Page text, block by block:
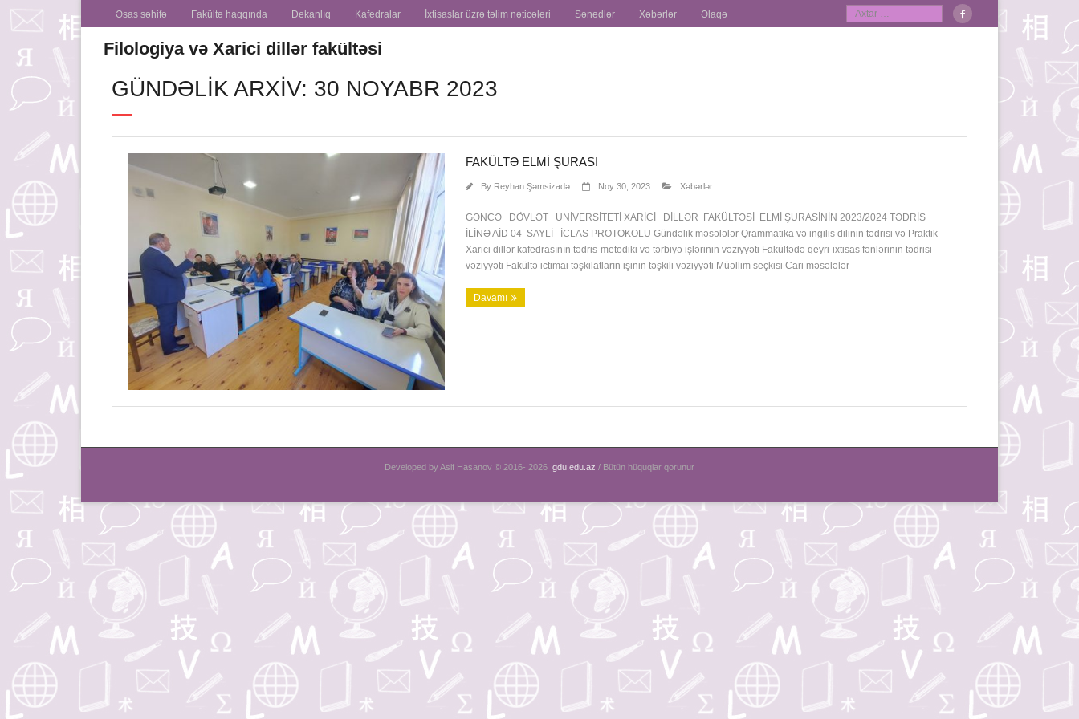
Əsas səhifə Fakültə haqqında Dekanlıq Kafedralar İxtisaslar üzrə təlim nəticələri Sənədlər Xəbərlər Əlaqə
Filologiya və Xarici dillər fakültəsi
GÜNDƏLIK ARXIV: 30 NOYABR 2023
FAKÜLTƏ ELMI ŞURASI
By Reyhan Şəmsizadə Noy 30, 2023 Xəbərlər
GƏNCƏ DÖVLƏT UNİVERSİTETİ XARİCİ DİLLƏR FAKÜLTƏSİ ELMİ ŞURASİNİN 2023/2024 TƏDRİS
İLİNƏ AİD 04 SAYLİ İCLAS PROTOKOLU Gündəlik məsələlər Qrammatika və ingilis dilinin tədrisi və Praktik
Xarici dillər kafedrasının tədris-metodiki və tərbiyə işlərinin vəziyyəti Fakültədə qeyri-ixtisas fənlərinin tədrisi
vəziyyəti Fakültə ictimai təşkilatların işinin təşkili vəziyyəti Müəllim seçkisi Cari məsələlər
Davamı
Developed by Asif Hasanov © 2016- 2026 gdu.edu.az / Bütün hüquqlar qorunur